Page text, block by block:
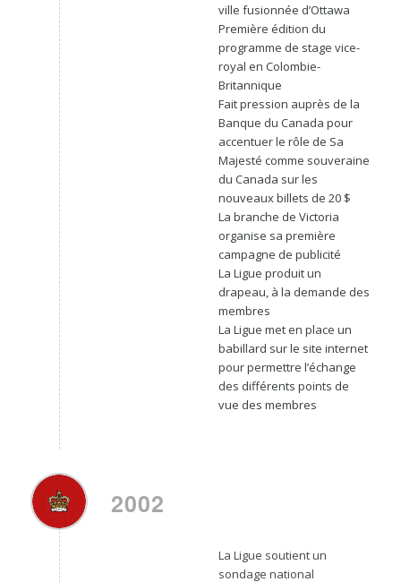
ville fusionnée d’Ottawa
Première édition du
programme de stage vice-
royal en Colombie-
Britannique
Fait pression auprès de la
Banque du Canada pour
accentuer le rôle de Sa
Majesté comme souveraine
du Canada sur les
nouveaux billets de 20 $
La branche de Victoria
organise sa première
campagne de publicité
La Ligue produit un
drapeau, à la demande des
membres
La Ligue met en place un
babillard sur le site internet
pour permettre l’échange
des différents points de
vue des membres
2002
La Ligue soutient un
sondage national